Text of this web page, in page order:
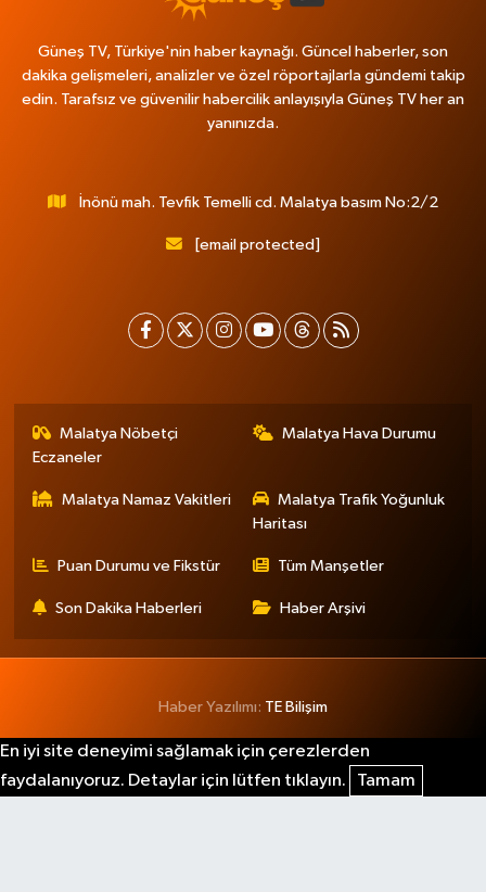
Güneş TV, Türkiye'nin haber kaynağı. Güncel haberler, son
dakika gelişmeleri, analizler ve özel röportajlarla gündemi takip
edin. Tarafsız ve güvenilir habercilik anlayışıyla Güneş TV her an
yanınızda.
İnönü mah. Tevfik Temelli cd. Malatya basım No:2/2
[email protected]
Malatya Nöbetçi
Eczaneler
Malatya Hava Durumu
Malatya Namaz Vakitleri
Malatya Trafik Yoğunluk
Haritası
Puan Durumu ve Fikstür Tüm Manşetler
Son Dakika Haberleri Haber Arşivi
Haber Yazılımı: TE Bilişim
En iyi site deneyimi sağlamak için çerezlerden
faydalanıyoruz. Detaylar için lütfen tıklayın.
Tamam